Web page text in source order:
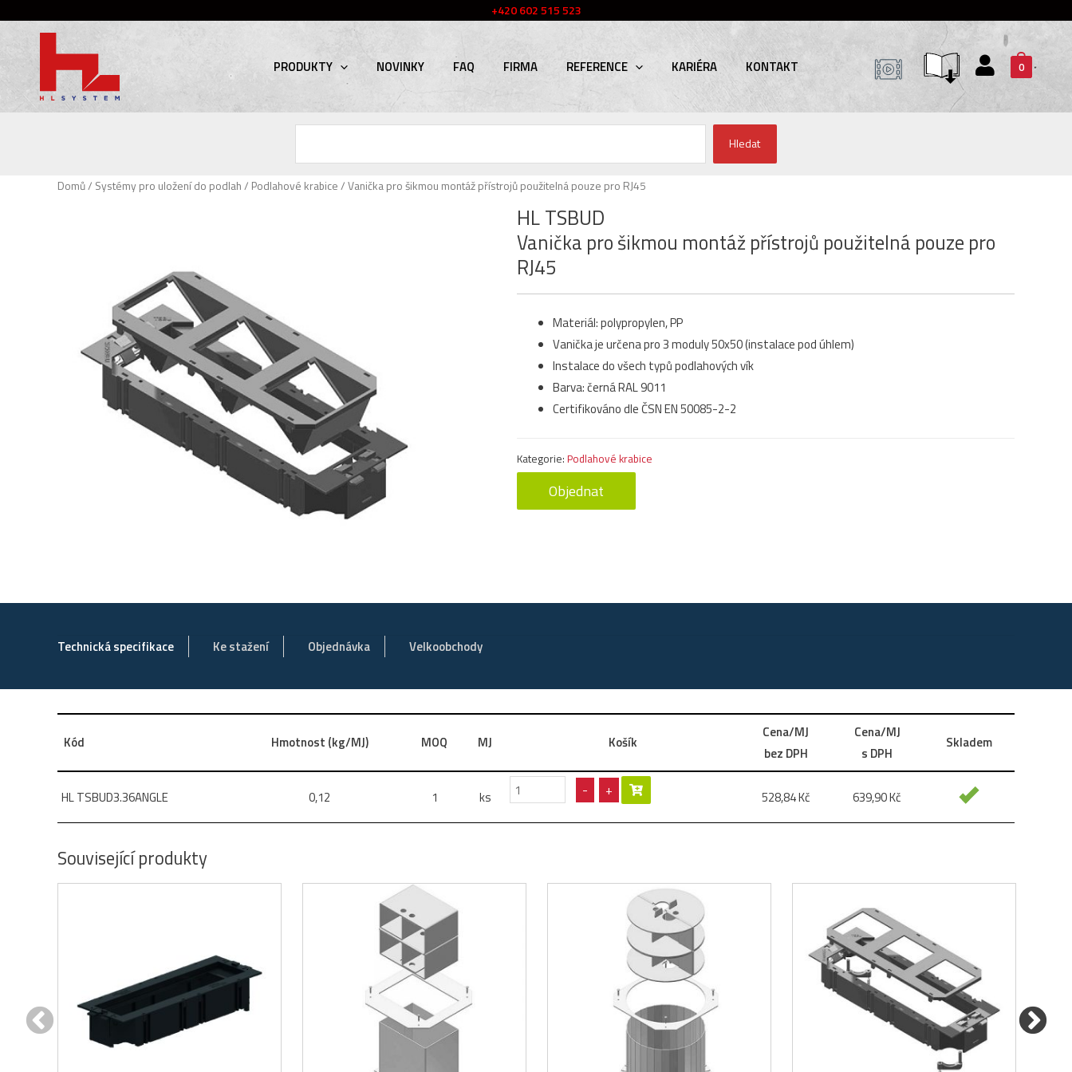
+420 602 515 523
PRODUKTY NOVINKY FAQ FIRMA REFERENCE KARIÉRA KONTAKT 0
Hledat
Domů/ Systémy pro uložení do podlah/ Podlahové krabice/ Vanička pro šikmou montáž přístrojů použitelná pouze pro RJ45
HL TSBUD
Vanička pro šikmou montáž přístrojů použitelná pouze pro
RJ45
Materiál: polypropylen, PP
Vanička je určena pro 3 moduly 50x50 (instalace pod úhlem)
Instalace do všech typů podlahových vík
Barva: černá RAL 9011
Certifikováno dle ČSN EN 50085-2-2
Kategorie: Podlahové krabice
Objednat
Technická specifikace Ke stažení Objednávka Velkoobchody
Kód Hmotnost (kg/MJ) MOQ MJ Košík
Cena/MJ
bez DPH
Cena/MJ
s DPH
Skladem
HL TSBUD3.36ANGLE 0,12 1 ks - + 528,84Kč 639,90Kč
Související produkty